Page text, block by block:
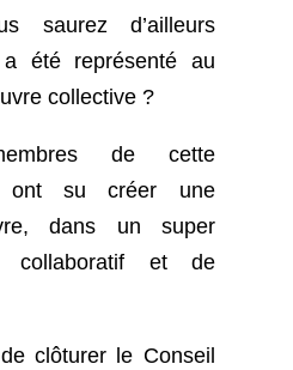
saurez d’ailleurs
été représenté au
collective ?
de cette
ont su créer une
dans un super
collaboratif et de
clôturer le Conseil